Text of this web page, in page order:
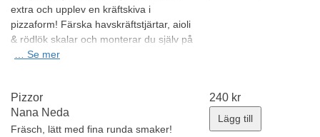
extra och upplev en kräftskiva i
pizzaform! Färska havskräftstjärtar, aioli
& rödlök skalar och monterar du själv på
din gräddade pizzabotten med
Minsta antal: 1 st
Se mer
Pizzor
Nana Neda
Fräsch, lätt med fina runda smaker!
240 kr
Lägg till